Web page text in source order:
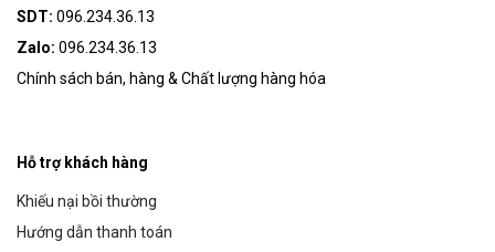
SDT: 096.234.36.13
Zalo: 096.234.36.13
Chính sách bán, hàng & Chất lượng hàng hóa
Hỗ trợ khách hàng
Khiếu nại bồi thường
Hướng dẫn thanh toán